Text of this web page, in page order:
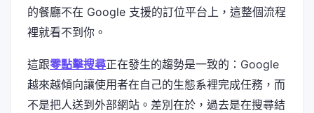
的餐廳不在 Google 支援的訂位平台上，這整個流程
裡就看不到你。
這跟零點擊搜尋正在發生的趨勢是一致的：Google
越來越傾向讓使用者在自己的生態系裡完成任務，而
不是把人送到外部網站。差別在於，過去是在搜尋結